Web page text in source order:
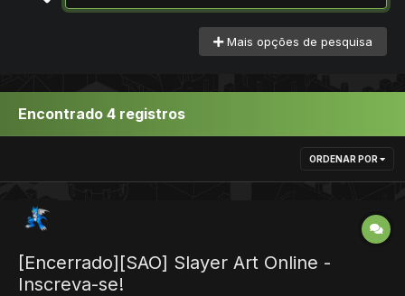
Mais opções de pesquisa
Encontrado 4 registros
ORDENAR POR
[Encerrado][SAO] Slayer Art Online -
Inscreva-se!